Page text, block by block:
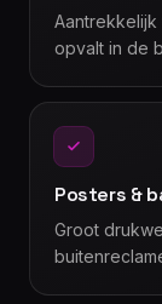
opvalt in de
Posters &
Groot